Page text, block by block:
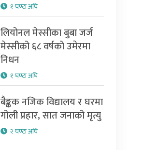
१ घण्टा अघि
लियोनल मेस्सीका बुबा जर्ज
मेस्सीको ६८ वर्षको उमेरमा
निधन
१ घण्टा अघि
बैङ्कक नजिक विद्यालय र घरमा
गोली प्रहार, सात जनाको मृत्यु
२ घण्टा अघि